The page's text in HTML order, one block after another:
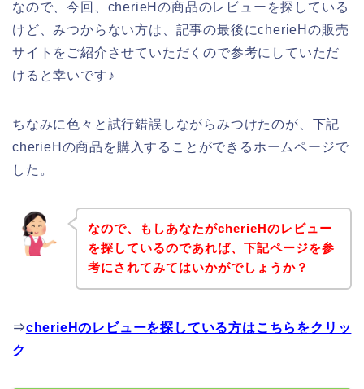
なので、今回、cherieHの商品のレビューを探している
けど、みつからない方は、記事の最後にcherieHの販売
サイトをご紹介させていただくので参考にしていただ
けると幸いです♪
ちなみに色々と試行錯誤しながらみつけたのが、下記
cherieHの商品を購入することができるホームページで
した。
なので、もしあなたがcherieHのレビュー
を探しているのであれば、下記ページを参
考にされてみてはいかがでしょうか？
⇒cherieHのレビューを探している方はこちらをクリッ
ク